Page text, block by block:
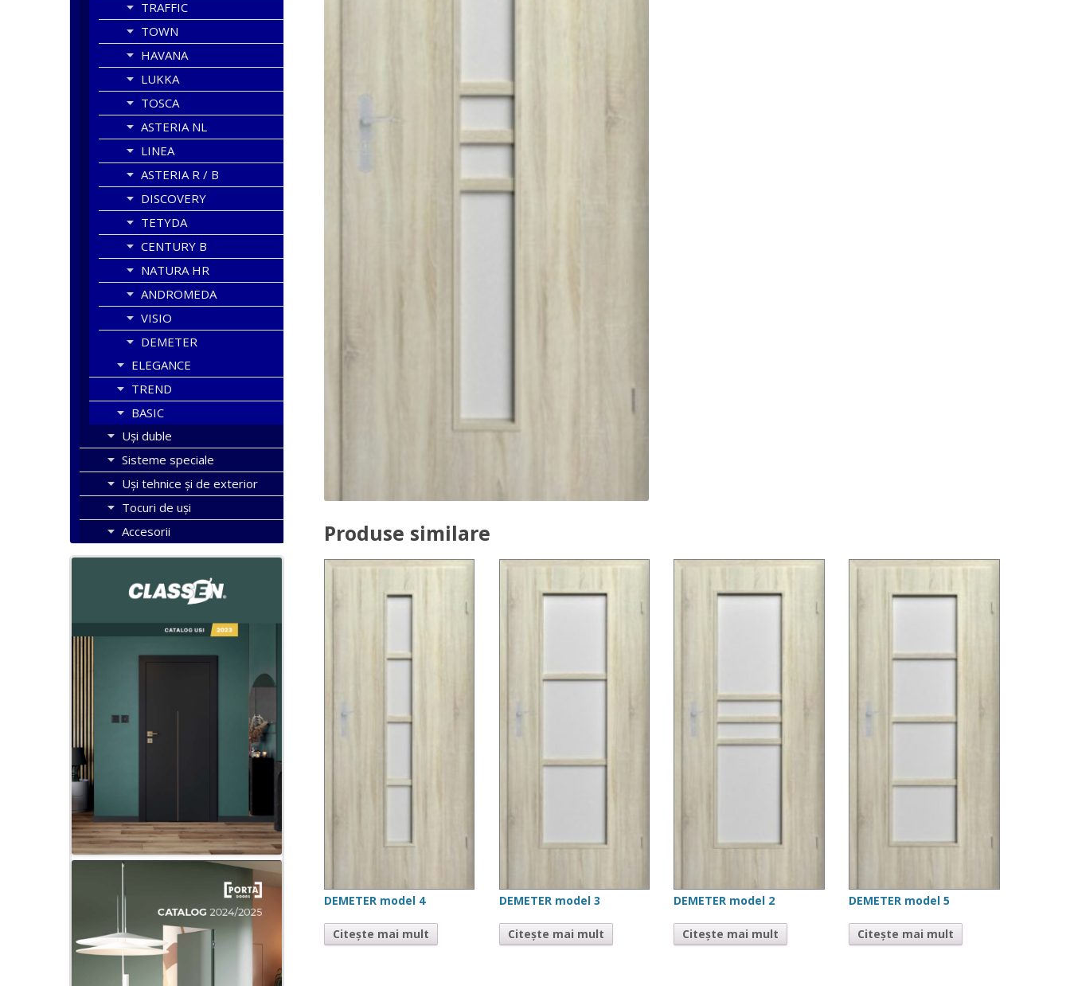
Produse similare
DEMETER model 4
Citește mai mult
DEMETER model 3
Citește mai mult
DEMETER model 2
Citește mai mult
DEMETER model 5
Citește mai mult
TRAFFIC
TOWN
HAVANA
LUKKA
TOSCA
ASTERIA NL
LINEA
ASTERIA R / B
DISCOVERY
TETYDA
CENTURY B
NATURA HR
ANDROMEDA
VISIO
DEMETER
ELEGANCE
TREND
BASIC
Uşi duble
Sisteme speciale
Uși tehnice și de exterior
Tocuri de uși
Accesorii